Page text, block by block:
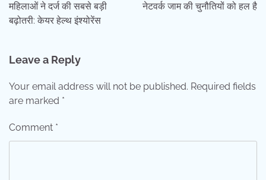
महिलाओं ने दर्ज की सबसे बड़ी
बढ़ोतरी: केयर हेल्थ इंश्योरेंस
नेटवर्क जाम की चुनौतियों को हल है
Leave a Reply
Your email address will not be published. Required fields
are marked *
Comment *